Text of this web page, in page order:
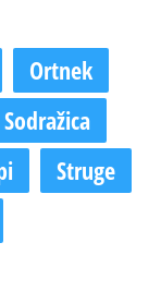
Ortnek
Sodražica
Struge